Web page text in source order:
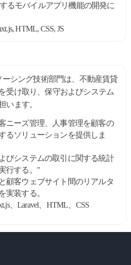
るモバイルアプリ機能の開発に
HTML, CSS, JS
ーシング技術部門は、不動産賃貸
受け取り、保守およびシステム
います。
ニーズ管理、人事管理を顧客の
るソリューションを提供しま
びシステムの取引に関する統計
行する。"
顧客ウェブサイト間のリアルタ
実装する。
、Laravel、HTML、CSS